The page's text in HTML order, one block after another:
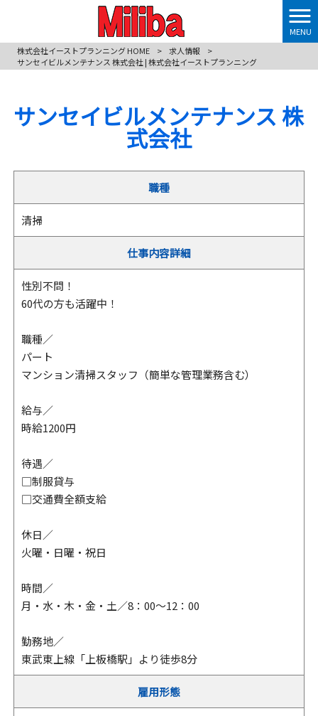
MENU
株式会社イーストプランニング HOME
> 求人情報
>
サンセイビルメンテナンス 株式会社 | 株式会社イーストプランニング
サンセイビルメンテナンス 株
式会社
職種
清掃
仕事内容詳細
性別不問！
60代の方も活躍中！
職種／
パート
マンション清掃スタッフ（簡単な管理業務含む）
給与／
時給1200円
待遇／
□制服貸与
□交通費全額支給
休日／
火曜・日曜・祝日
時間／
月・水・木・金・土／8：00～12：00
勤務地／
東武東上線「上板橋駅」より徒歩8分
雇用形態